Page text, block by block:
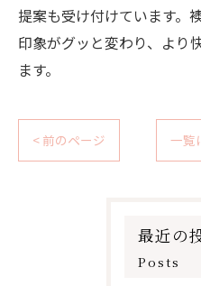
提案も受け付けています。
印象がグッと変わり、より
ます。
< 前のページ 一覧
最近の
Posts